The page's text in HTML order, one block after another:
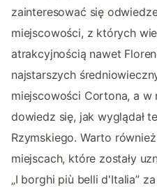
zainteresować się
miejscowości, z których
atrakcyjnością nawet
najstarszych
miejscowości Cortona, a w
dowiedz się, jak wyglądał
Rzymskiego. Warto
miejscach, które zostały
„I borghi più belli d'Italia”